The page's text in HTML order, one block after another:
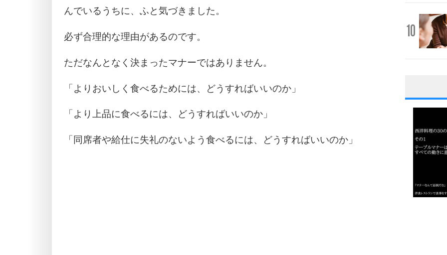
んでいるうちに、ふと気づきました。
必ず合理的な理由があるのです。
ただなんとなく決まったマナーではありません。
「よりおいしく食べるためには、どうすればいいのか」
「より上品に食べるには、どうすればいいのか」
「同席者や給仕に失礼のないよう食べるには、どうすればいいのか」
10
1
3